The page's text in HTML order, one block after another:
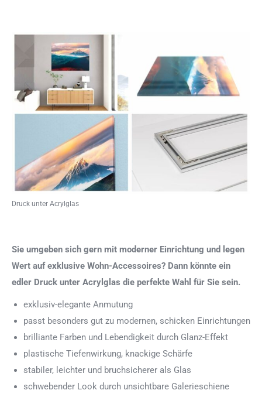
Druck unter Acrylglas
Sie umgeben sich gern mit moderner Einrichtung und legen
Wert auf exklusive Wohn-Accessoires? Dann könnte ein
edler Druck unter Acrylglas die perfekte Wahl für Sie sein.
exklusiv-elegante Anmutung
passt besonders gut zu modernen, schicken Einrichtungen
brilliante Farben und Lebendigkeit durch Glanz-Effekt
plastische Tiefenwirkung, knackige Schärfe
stabiler, leichter und bruchsicherer als Glas
schwebender Look durch unsichtbare Galerieschiene